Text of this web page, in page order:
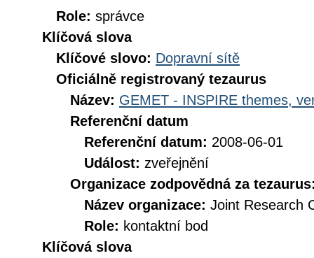
Role: správce
Klíčová slova
Klíčové slovo: Dopravní sítě
Oficiálně registrovaný tezaurus
Název: GEMET - INSPIRE themes,
Referenční datum
Referenční datum: 2008-06-01
Událost: zveřejnění
Organizace zodpovědná za
Název organizace: Joint Research
Role: kontaktní bod
Klíčová slova